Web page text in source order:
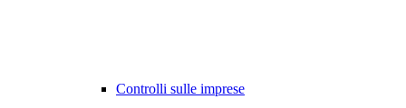
Controlli sulle imprese